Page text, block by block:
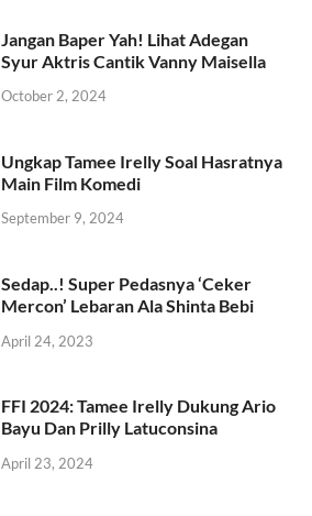
Jangan Baper Yah! Lihat Adegan
Syur Aktris Cantik Vanny Maisella
October 2, 2024
Ungkap Tamee Irelly Soal Hasratnya
Main Film Komedi
September 9, 2024
Sedap..! Super Pedasnya ‘Ceker
Mercon’ Lebaran Ala Shinta Bebi
April 24, 2023
FFI 2024: Tamee Irelly Dukung Ario
Bayu Dan Prilly Latuconsina
April 23, 2024